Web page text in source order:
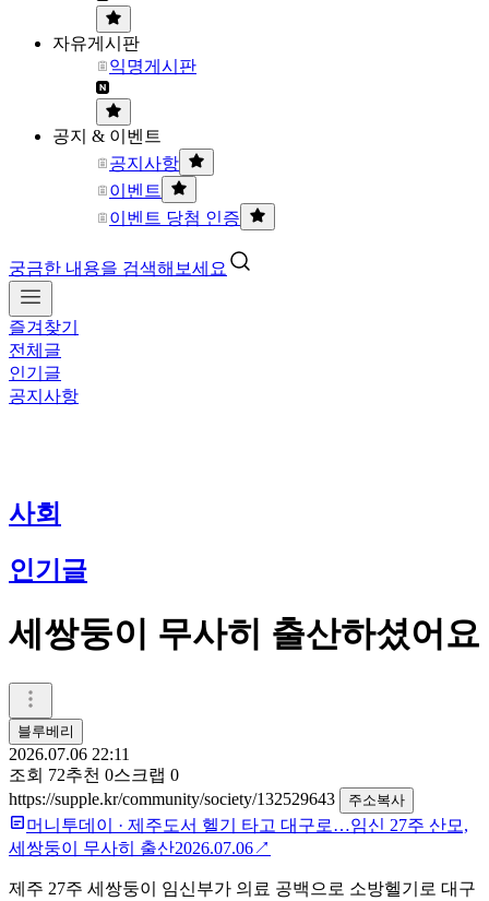
자유게시판
익명게시판
공지 & 이벤트
공지사항
이벤트
이벤트 당첨 인증
궁금한 내용을 검색해보세요
즐겨찾기
전체글
인기글
공지사항
사회
인기글
세쌍둥이 무사히 출산하셨어요
블루베리
2026.07.06 22:11
조회 72추천 0스크랩 0
https://supple.kr/community/society/132529643
주소복사
머니투데이 · 제주도서 헬기 타고 대구로…임신 27주 산모,
세쌍둥이 무사히 출산2026.07.06↗
제주 27주 세쌍둥이 임신부가 의료 공백으로 소방헬기로 대구